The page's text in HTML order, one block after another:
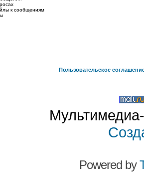
к сообщениям
Пользовательское
Powered by